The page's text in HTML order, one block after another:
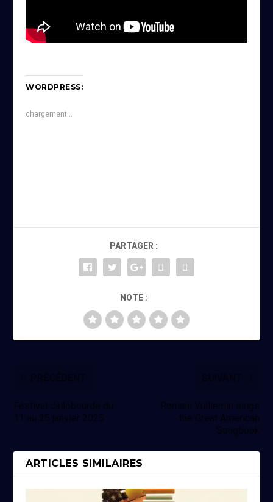
WORDPRESS:
chargement…
PARTAGER :
NOTE :
Festival Jallobourde du
11 au 25 janvier 2025
Romain Vuillemin sings
the Great American
Songbook
ARTICLES SIMILAIRES